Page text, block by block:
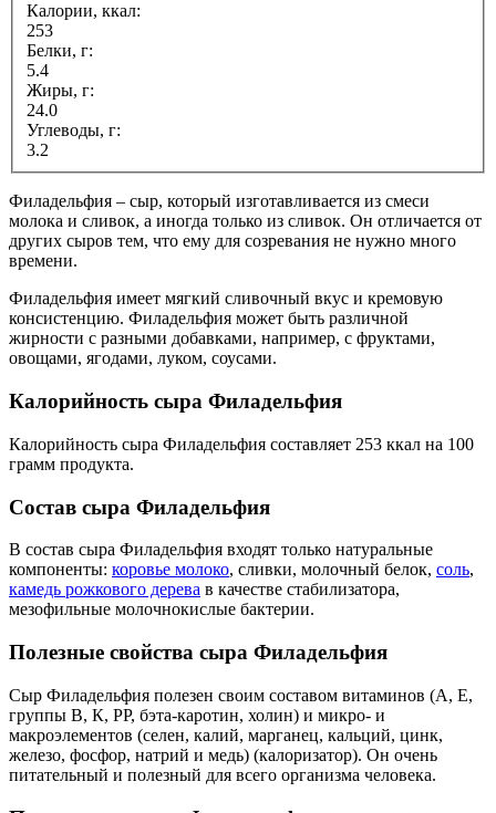
Калории, ккал:
253
Белки, г:
5.4
Жиры, г:
24.0
Углеводы, г:
3.2
Филадельфия – сыр, который изготавливается из смеси
молока и сливок, а иногда только из сливок. Он отличается от
других сыров тем, что ему для созревания не нужно много
времени.
Филадельфия имеет мягкий сливочный вкус и кремовую
консистенцию. Филадельфия может быть различной
жирности с разными добавками, например, с фруктами,
овощами, ягодами, луком, соусами.
Калорийность сыра Филадельфия
Калорийность сыра Филадельфия составляет 253 ккал на 100
грамм продукта.
Состав сыра Филадельфия
В состав сыра Филадельфия входят только натуральные
компоненты: коровье молоко, сливки, молочный белок, соль,
камедь рожкового дерева в качестве стабилизатора,
мезофильные молочнокислые бактерии.
Полезные свойства сыра Филадельфия
Сыр Филадельфия полезен своим составом витаминов (А, Е,
группы В, К, РР, бэта-каротин, холин) и микро- и
макроэлементов (селен, калий, марганец, кальций, цинк,
железо, фосфор, натрий и медь) (калоризатор). Он очень
питательный и полезный для всего организма человека.